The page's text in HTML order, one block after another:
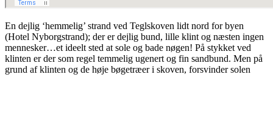
En dejlig ‘hemmelig’ strand ved Teglskoven lidt nord for byen
(Hotel Nyborgstrand); der er dejlig bund, lille klint og næsten ingen
mennesker…et ideelt sted at sole og bade nøgen! På stykket ved
klinten er der som regel temmelig ugenert og fin sandbund. Men på
grund af klinten og de høje bøgetræer i skoven, forsvinder solen